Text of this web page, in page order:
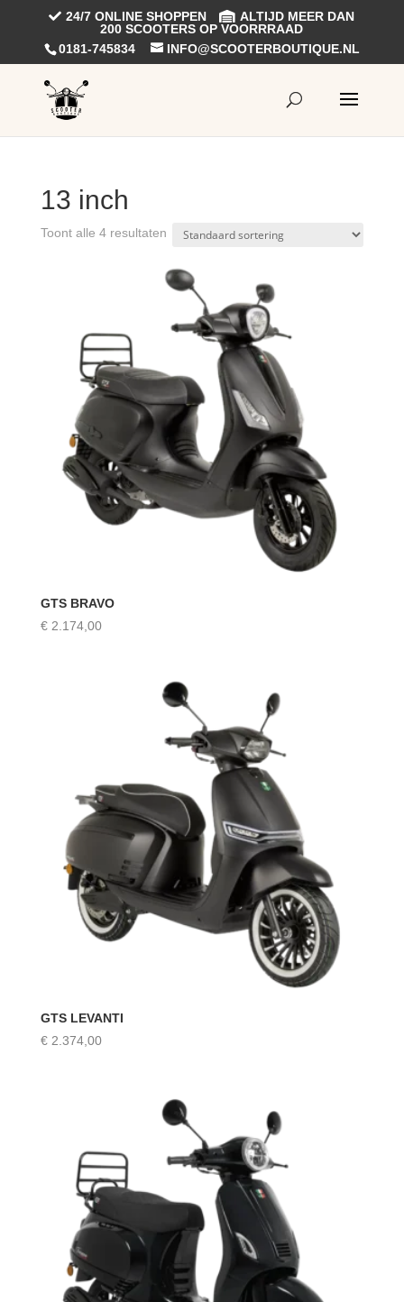
24/7 ONLINE SHOPPEN
ALTIJD MEER DAN
200 SCOOTERS OP VOORRRAAD
0181-745834
INFO@SCOOTERBOUTIQUE.NL
13 inch
Toont alle 4 resultaten
GTS BRAVO
€2.174,00
GTS LEVANTI
€2.374,00